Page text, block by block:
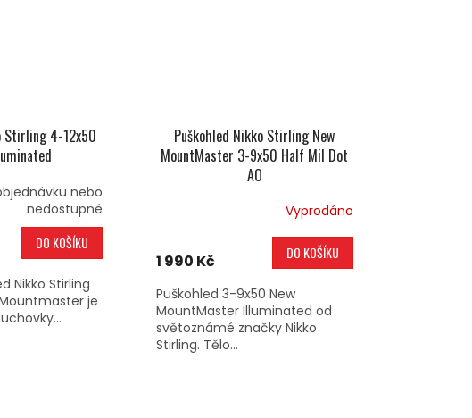
Stirling 4-12x50
nebo
nedostupné
DO KOŠÍKU
Nikko Stirling
Mountmaster je
Puškohled Nikko Stirling New
MountMaster 3-9x50 Half Mil Dot
AO
Vyprodáno
1 990 Kč DO KOŠÍKU
Puškohled 3-9x50 New
MountMaster Illuminated od
světoznámé značky Nikko
Stirling. Tělo...